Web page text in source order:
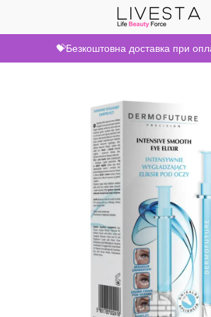
💝Безкоштовна доставка при